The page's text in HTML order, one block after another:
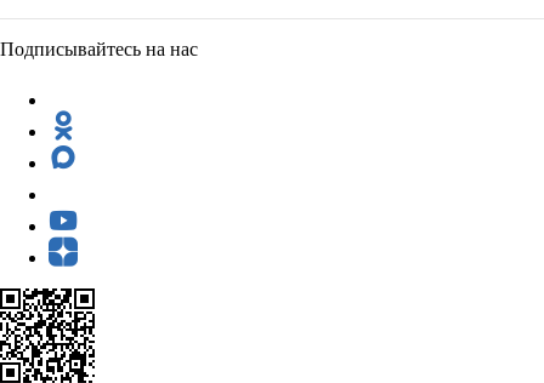
Подписывайтесь на нас